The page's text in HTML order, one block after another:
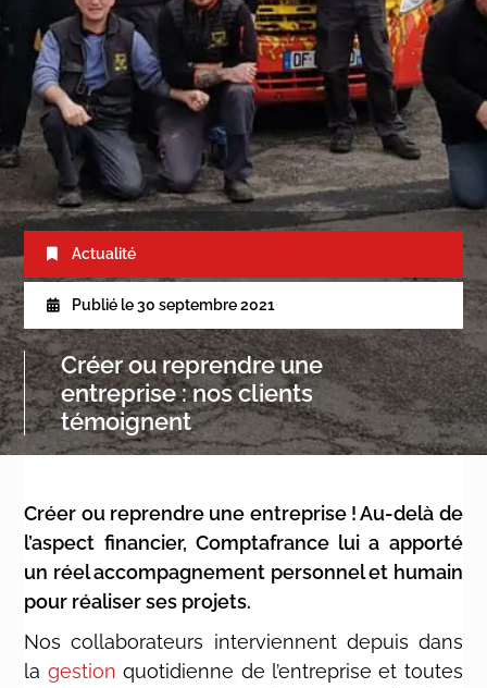
Actualité
Publié le 30 septembre 2021
Créer ou reprendre une
entreprise : nos clients
témoignent
Créer ou reprendre une entreprise ! Au-delà de
l’aspect financier, Comptafrance lui a apporté
un réel accompagnement personnel et humain
pour réaliser ses projets.
Nos collaborateurs interviennent depuis dans
la gestion quotidienne de l’entreprise et toutes